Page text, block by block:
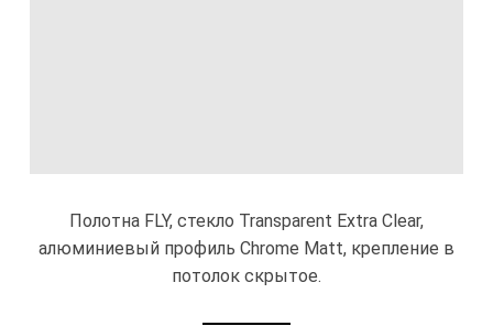
Полотна FLY, стекло Transparent Extra Clear,
алюминиевый профиль Chrome Matt, крепление в
потолок скрытое.